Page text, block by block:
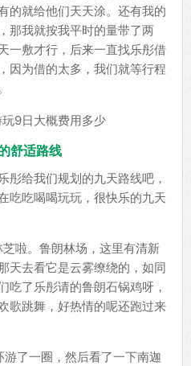
的就给他们天天涂。还有我的
那我就按我平时的量带了两
一敷才行，后来一直找乐彤借
因为借的太多，我们就等行程
舒适路线
彤给我们规划的九天路线吧，
吃吃喝喝玩玩，很快乐的九天
啦。鲁朗林场，这里有清新
天去看它是云雾缭绕的，如同
吃了乐彤请的鲁朗石锅鸡呀，
歌跳舞，好热情的呢还跑过来
了一圈，然后看了一下南迦